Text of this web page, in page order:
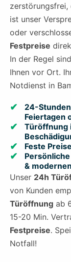
zerstörungsfrei,
ist unser
oder
Festpreise
In der Regel
Ihnen vor Ort.
Notdienst in
24-
Feiertagen
Türöffnung
Feste
&
Unser 24h
von Kunden
Türöffnung ab
15-20 Min.
Festpreise.
Notfall!